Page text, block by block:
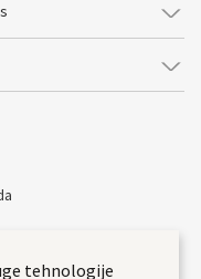
tehnologije